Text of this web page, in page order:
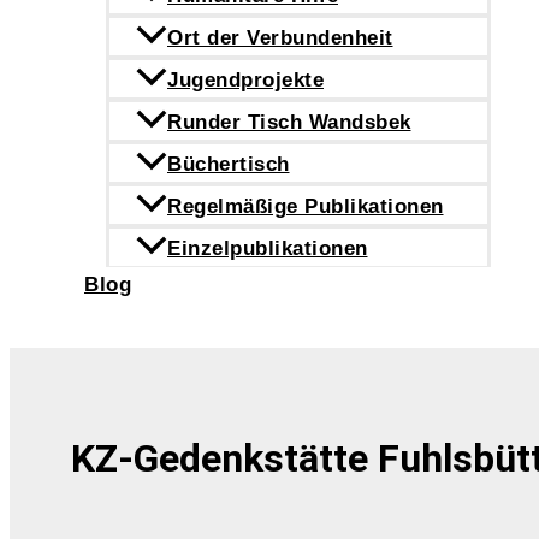
Ort der Verbundenheit
Jugendprojekte
Runder Tisch Wandsbek
Büchertisch
Regelmäßige Publikationen
Einzelpublikationen
Blog
KZ-Gedenkstätte